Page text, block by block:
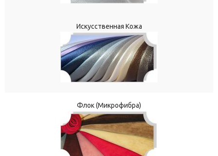
Искусственная Кожа
Флок (Микрофибра)